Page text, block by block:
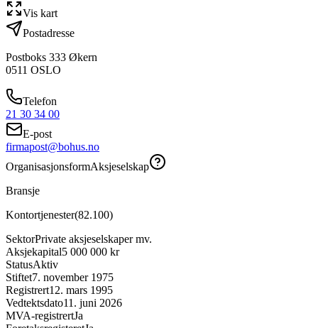
Vis kart
Postadresse
Postboks 333 Økern
0511 OSLO
Telefon
21 30 34 00
E-post
firmapost@bohus.no
OrganisasjonsformAksjeselskap
Bransje
Kontortjenester(82.100)
SektorPrivate aksjeselskaper mv.
Aksjekapital5 000 000 kr
StatusAktiv
Stiftet7. november 1975
Registrert12. mars 1995
Vedtektsdato11. juni 2026
MVA-registrertJa